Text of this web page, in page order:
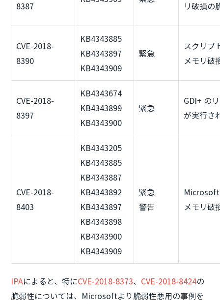
8387
リ破損の
CVE-2018-
8390
KB4343885
KB4343897
KB4343909
緊急
スクリプ
メモリ破
CVE-2018-
8397
KB4343674
KB4343899
KB4343900
緊急
GDI+ の
が実行さ
CVE-2018-
8403
KB4343205
KB4343885
KB4343887
KB4343892
KB4343897
KB4343898
KB4343900
KB4343909
緊急
警告
メモリ破
IPAによると、特にCVE-2018-8373、 CVE-2018-8424の
脆弱性については、Microsoftより脆弱性悪用の事例を